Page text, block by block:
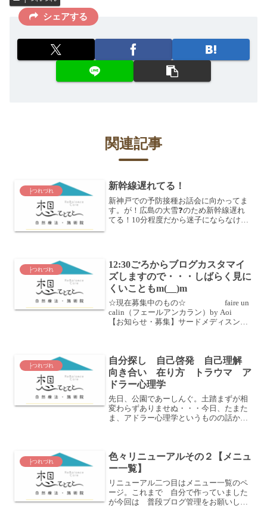
シェアする
関連記事
├つれづれ 新幹線遅れてる！
新神戸での予防接種お話会に向かってま
す。が！広島の大雪❓のため新幹線遅れ
てる！10分程度だから迷子にならなけれ
ょうどに着くくらいで...
├つれづれ
12:30ごろからブログカスタマイ
ズしますので・・・しばらく見に
くいこともm(__)m
☆現在募集中のもの☆ faire un
calin（フェールアンカラン）by Aoi
【お知らせ・募集】サードメディスンチ
├つれづれ
自分探し 自己啓発 自己理解
向き合い 在り方 トラウマ ア
ドラー心理学
先日、公園であーしんぐ。土踏まずが相
変わらずありませぬ・・・今日、たまた
ま、アドラー心理学というものの話か
に、トラウマや自分探しというワー...
├つれづれ
色々リニューアルその２【メニュ
ー一覧】
リニューアル二つ目はメニュー一覧のペ
ージ。これまで 自分で作っていました
が今回は 普段ブログ管理をお願いして